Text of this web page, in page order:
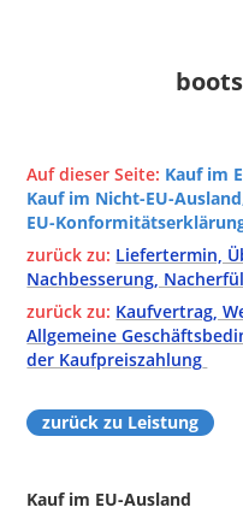
Auf dieser Seite: Kauf im
Kauf im Nicht-EU-
EU-
zurück zu: Liefertermin,
Nachbesserung,
zurück zu: Kaufvertrag,
Allgemeine
der Kaufpreiszahlung
zurück zu Leistung
Kauf im EU-Ausland